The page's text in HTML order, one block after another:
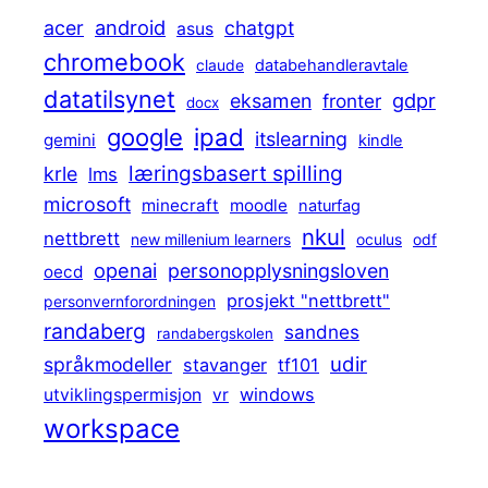
acer android asus chatgpt
chromebook claude databehandleravtale
datatilsynet docx eksamen fronter gdpr
gemini google ipad itslearning kindle
krle lms læringsbasert spilling
microsoft minecraft moodle naturfag
nettbrett new millenium learners nkul oculus odf
oecd openai personopplysningsloven
personvernforordningen prosjekt "nettbrett"
randaberg randabergskolen
sandnes
språkmodeller stavanger tf101 udir
utviklingspermisjon vr windows
workspace